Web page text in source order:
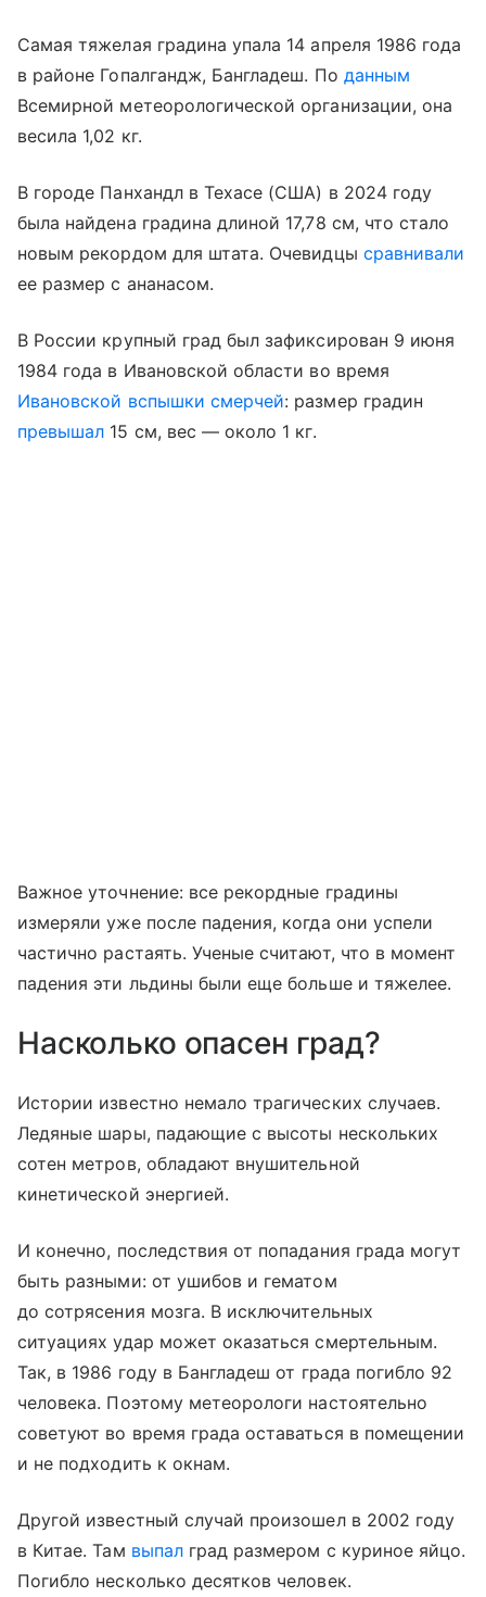
Самая тяжелая градина упала 14 апреля 1986 года
в районе Гопалгандж, Бангладеш. По данным
Всемирной метеорологической организации, она
весила 1,02 кг.
В городе Панхандл в Техасе (США) в 2024 году
была найдена градина длиной 17,78 см, что стало
новым рекордом для штата. Очевидцы сравнивали
ее размер с ананасом.
В России крупный град был зафиксирован 9 июня
1984 года в Ивановской области во время
Ивановской вспышки смерчей: размер градин
превышал 15 см, вес — около 1 кг.
Важное уточнение: все рекордные градины
измеряли уже после падения, когда они успели
частично растаять. Ученые считают, что в момент
падения эти льдины были еще больше и тяжелее.
Насколько опасен град?
Истории известно немало трагических случаев.
Ледяные шары, падающие с высоты нескольких
сотен метров, обладают внушительной
кинетической энергией.
И конечно, последствия от попадания града могут
быть разными: от ушибов и гематом
до сотрясения мозга. В исключительных
ситуациях удар может оказаться смертельным.
Так, в 1986 году в Бангладеш от града погибло 92
человека. Поэтому метеорологи настоятельно
советуют во время града оставаться в помещении
и не подходить к окнам.
Другой известный случай произошел в 2002 году
в Китае. Там выпал град размером с куриное яйцо.
Погибло несколько десятков человек.